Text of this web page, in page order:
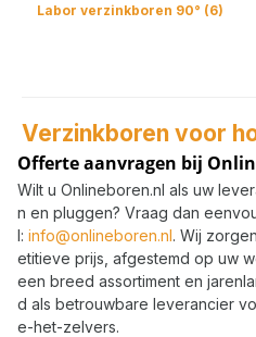
Labor verzinkboren 90° (6)
Verzinkboren voor
Offerte aanvragen bij
Wilt u Onlineboren.nl als uw
n en pluggen? Vraag dan
l: info@onlineboren.nl. Wij
etitieve prijs, afgestemd op uw
een breed assortiment en
d als betrouwbare leverancier
e-het-zelvers.